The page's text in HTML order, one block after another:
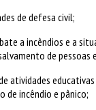
de defesa civil;
a incêndios e a
de pessoas
atividades
de incêndio e pânico;